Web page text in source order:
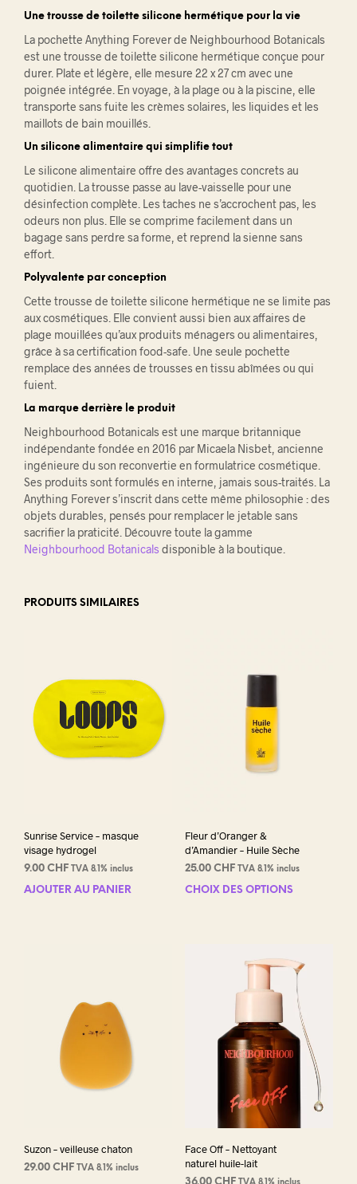
Une trousse de toilette silicone hermétique pour la vie
La pochette Anything Forever de Neighbourhood Botanicals
est une trousse de toilette silicone hermétique conçue pour
durer. Plate et légère, elle mesure 22 x 27 cm avec une
poignée intégrée. En voyage, à la plage ou à la piscine, elle
transporte sans fuite les crèmes solaires, les liquides et les
maillots de bain mouillés.
Un silicone alimentaire qui simplifie tout
Le silicone alimentaire offre des avantages concrets au
quotidien. La trousse passe au lave-vaisselle pour une
désinfection complète. Les taches ne s’accrochent pas, les
odeurs non plus. Elle se comprime facilement dans un
bagage sans perdre sa forme, et reprend la sienne sans
effort.
Polyvalente par conception
Cette trousse de toilette silicone hermétique ne se limite pas
aux cosmétiques. Elle convient aussi bien aux affaires de
plage mouillées qu’aux produits ménagers ou alimentaires,
grâce à sa certification food-safe. Une seule pochette
remplace des années de trousses en tissu abîmées ou qui
fuient.
La marque derrière le produit
Neighbourhood Botanicals est une marque britannique
indépendante fondée en 2016 par Micaela Nisbet, ancienne
ingénieure du son reconvertie en formulatrice cosmétique.
Ses produits sont formulés en interne, jamais sous-traités. La
Anything Forever s’inscrit dans cette même philosophie : des
objets durables, pensés pour remplacer le jetable sans
sacrifier la praticité. Découvre toute la gamme
Neighbourhood Botanicals disponible à la boutique.
PRODUITS SIMILAIRES
Sunrise Service – masque
visage hydrogel
9.00 CHF TVA 8.1% inclus
AJOUTER AU PANIER
Fleur d’Oranger &
d’Amandier – Huile Sèche
25.00 CHF TVA 8.1% inclus
CHOIX DES OPTIONS
Suzon – veilleuse chaton
29.00 CHF TVA 8.1% inclus
Face Off – Nettoyant
naturel huile-lait